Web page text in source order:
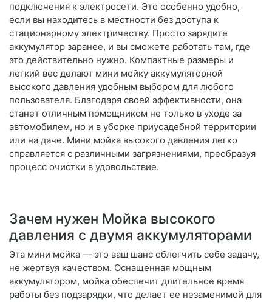
подключения к электросети. Это особенно удобно,
если вы находитесь в местности без доступа к
стационарному электричеству. Просто зарядите
аккумулятор заранее, и вы сможете работать там, где
это действительно нужно. Компактные размеры и
легкий вес делают мини мойку аккумуляторной
высокого давления удобным выбором для любого
пользователя. Благодаря своей эффективности, она
станет отличным помощником не только в уходе за
автомобилем, но и в уборке приусадебной территории
или на даче. Мини мойка высокого давления легко
справляется с различными загрязнениями, преобразуя
процесс очистки в удовольствие.
Зачем нужен Мойка высокого
давления с двумя аккумуляторами
Эта мини мойка — это ваш шанс облегчить себе задачу,
не жертвуя качеством. Оснащенная мощным
аккумулятором, мойка обеспечит длительное время
работы без подзарядки, что делает ее незаменимой для